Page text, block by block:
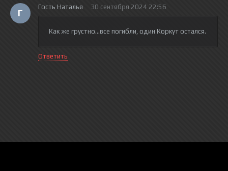
Г
Гость Наталья 30 сентября 2024 22:56
Как же грустно...все погибли, один Коркут остался.
Ответить